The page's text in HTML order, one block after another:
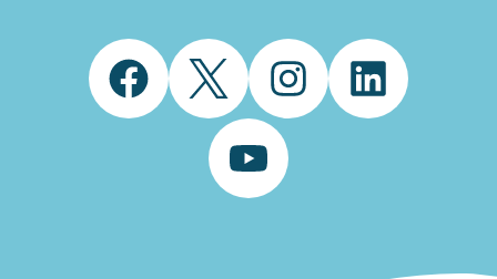
FacebookTwitter InstagramLinkedIn
YouTube